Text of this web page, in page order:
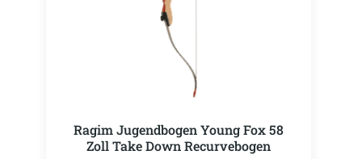
Ragim Jugendbogen Young Fox 58
Zoll Take Down Recurvebogen